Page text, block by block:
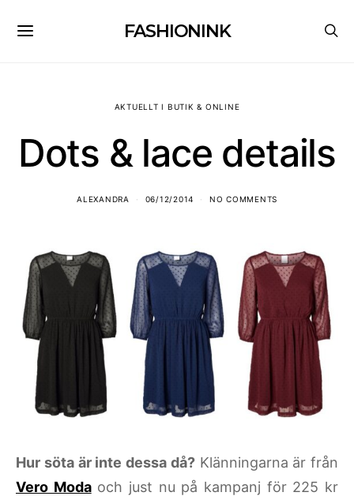
FASHIONINK
AKTUELLT I BUTIK & ONLINE
Dots & lace details
ALEXANDRA 06/12/2014 NO COMMENTS
Hur söta är inte dessa då?Klänningarna är från
Vero Modaoch just nu på kampanj för 225 kr